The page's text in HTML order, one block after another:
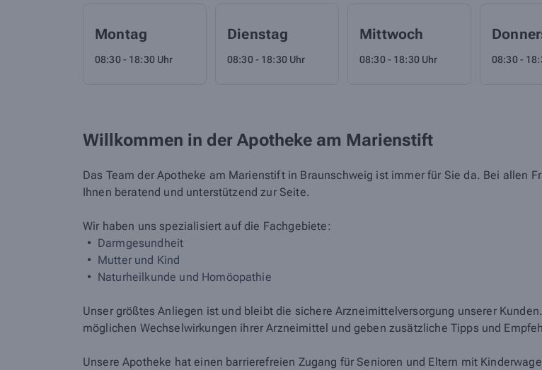
Montag
08:30 - 18:30 Uhr
Dienstag
08:30 - 18:30 Uhr
Mittwoch
08:30 - 18:30 Uhr 08:30 -
Willkommen in der Apotheke am Marienstift
Das Team der Apotheke am Marienstift in Braunschweig ist immer für Sie da. Bei allen
Ihnen beratend und unterstützend zur Seite.
Wir haben uns spezialisiert auf die Fachgebiete:
Darmgesundheit
Mutter und Kind
Naturheilkunde und Homöopathie
Unser größtes Anliegen ist und bleibt die sichere Arzneimittelversorgung unserer
möglichen Wechselwirkungen ihrer Arzneimittel und geben zusätzliche Tipps und
Unsere Apotheke hat einen barrierefreien Zugang für Senioren und Eltern mit